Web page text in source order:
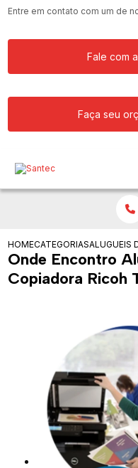
Entre em contato com um de
Fale com
Faça seu
HOMECATEGORIASALUGUEIS
Onde Encontro
Copiadora Ricoh